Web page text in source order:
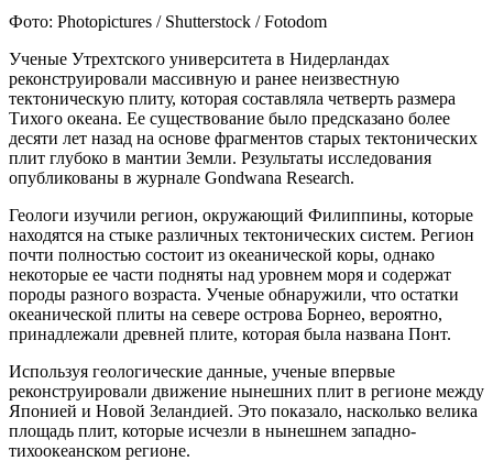
Фото: Photopictures / Shutterstock / Fotodom
Ученые Утрехтского университета в Нидерландах
реконструировали массивную и ранее неизвестную
тектоническую плиту, которая составляла четверть размера
Тихого океана. Ее существование было предсказано более
десяти лет назад на основе фрагментов старых тектонических
плит глубоко в мантии Земли. Результаты исследования
опубликованы в журнале Gondwana Research.
Геологи изучили регион, окружающий Филиппины, которые
находятся на стыке различных тектонических систем. Регион
почти полностью состоит из океанической коры, однако
некоторые ее части подняты над уровнем моря и содержат
породы разного возраста. Ученые обнаружили, что остатки
океанической плиты на севере острова Борнео, вероятно,
принадлежали древней плите, которая была названа Понт.
Используя геологические данные, ученые впервые
реконструировали движение нынешних плит в регионе между
Японией и Новой Зеландией. Это показало, насколько велика
площадь плит, которые исчезли в нынешнем западно-
тихоокеанском регионе.